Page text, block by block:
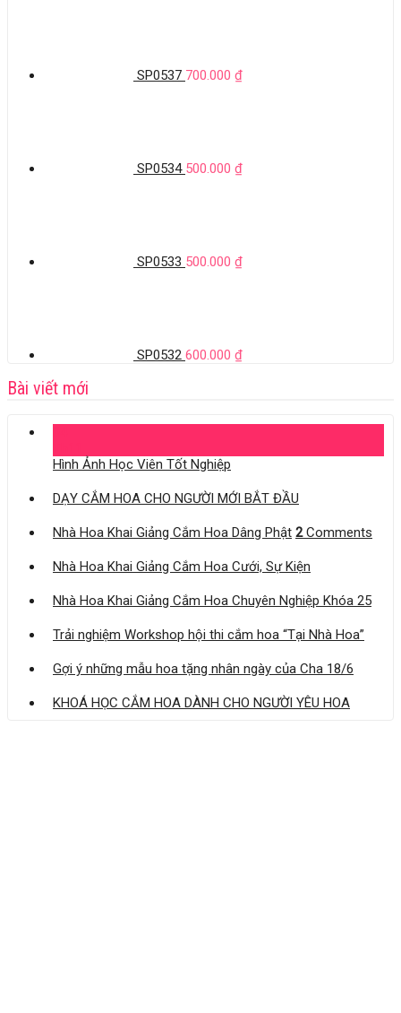
SP0537 700.000 ₫
SP0534 500.000 ₫
SP0533 500.000 ₫
SP0532 600.000 ₫
Bài viết mới
Hình Ảnh Học Viên Tốt Nghiệp
DẠY CẮM HOA CHO NGƯỜI MỚI BẮT ĐẦU
Nhà Hoa Khai Giảng Cắm Hoa Dâng Phật 2Comments
Nhà Hoa Khai Giảng Cắm Hoa Cưới, Sự Kiện
Nhà Hoa Khai Giảng Cắm Hoa Chuyên Nghiệp Khóa 25
Trải nghiệm Workshop hội thi cắm hoa “Tại Nhà Hoa”
Gợi ý những mẫu hoa tặng nhân ngày của Cha 18/6
KHOÁ HỌC CẮM HOA DÀNH CHO NGƯỜI YÊU HOA